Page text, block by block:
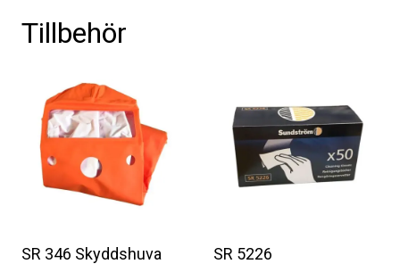
Tillbehör
SR 346 Skyddshuva
SR 5226